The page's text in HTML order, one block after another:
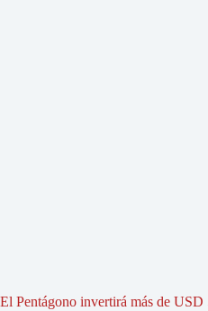
El Pentágono invertirá más de